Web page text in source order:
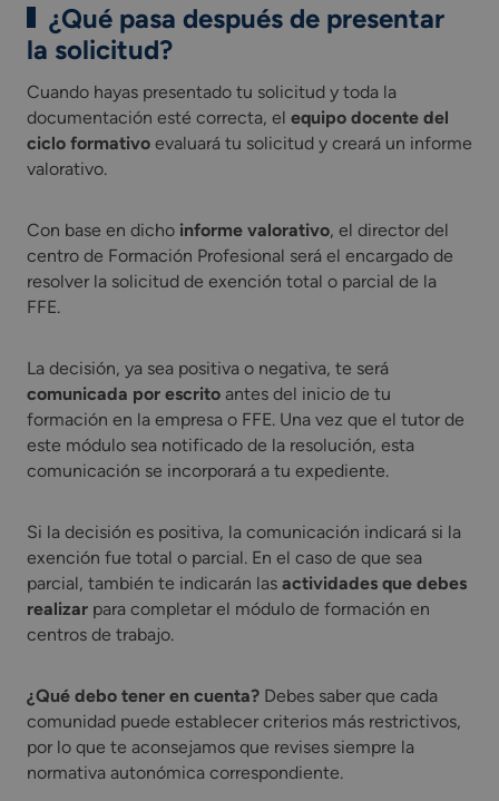
¿Qué pasa después de presentar
la solicitud?
Cuando hayas presentado tu solicitud y toda la
documentación esté correcta, el equipo docente del
ciclo formativo evaluará tu solicitud y creará un informe
valorativo.
Con base en dicho informe valorativo, el director del
centro de Formación Profesional será el encargado de
resolver la solicitud de exención total o parcial de la
FFE.
La decisión, ya sea positiva o negativa, te será
comunicada por escrito antes del inicio de tu
formación en la empresa o FFE. Una vez que el tutor de
este módulo sea notificado de la resolución, esta
comunicación se incorporará a tu expediente.
Si la decisión es positiva, la comunicación indicará si la
exención fue total o parcial. En el caso de que sea
parcial, también te indicarán las actividades que debes
realizar para completar el módulo de formación en
centros de trabajo.
¿Qué debo tener en cuenta? Debes saber que cada
comunidad puede establecer criterios más restrictivos,
por lo que te aconsejamos que revises siempre la
normativa autonómica correspondiente.